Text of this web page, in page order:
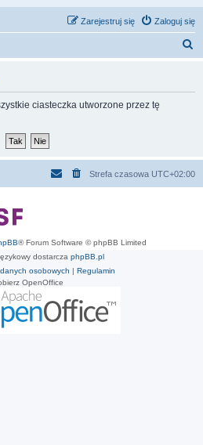
Zaloguj się
Zarejestruj się
ciasteczka utworzone przez tę
Strefa czasowa UTC+02:00
® Forum Software © phpBB Limited
dostarcza phpBB.pl
osobowych | Regulamin
OpenOffice